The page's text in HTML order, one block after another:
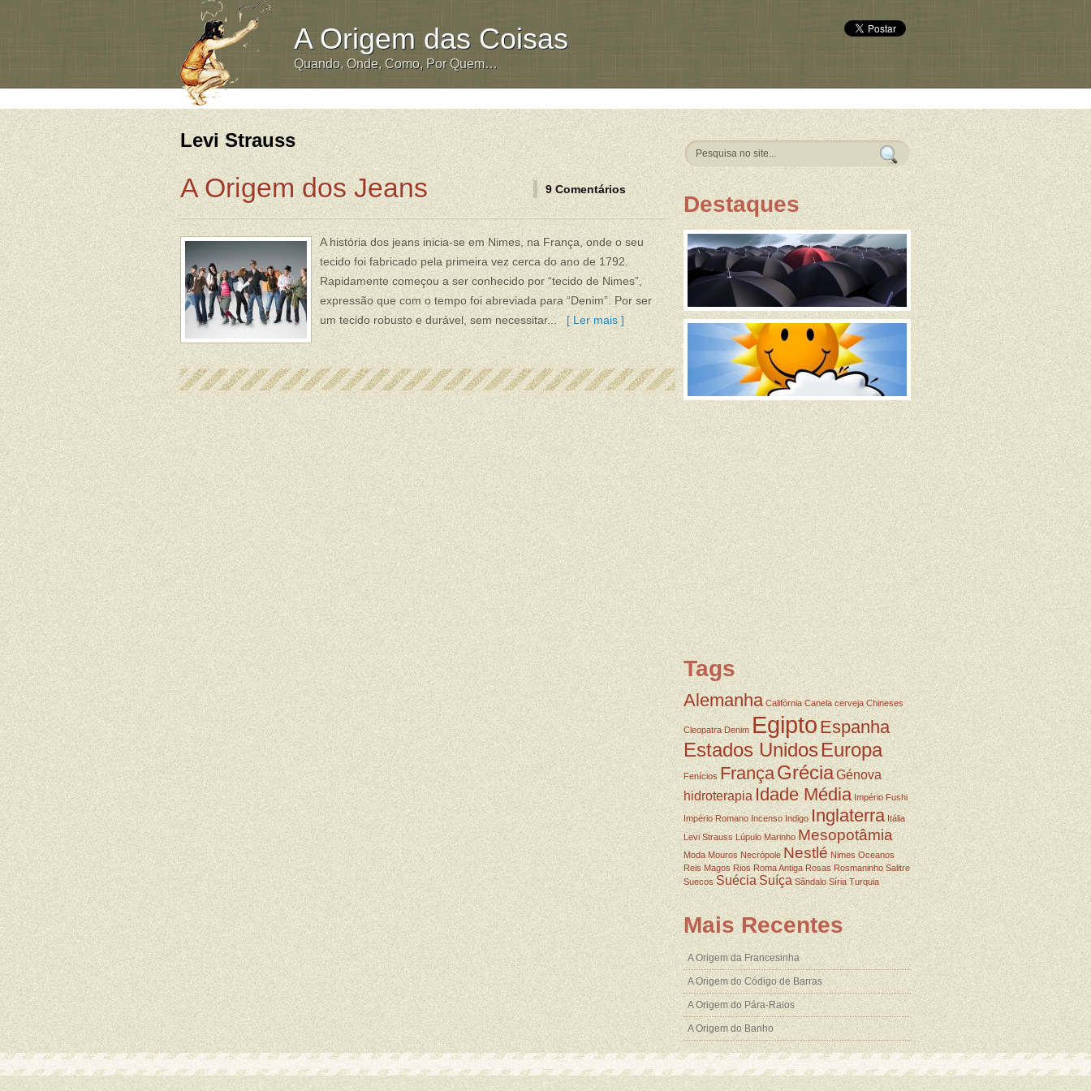
A Origem das Coisas
Quando, Onde, Como, Por Quem…
Levi Strauss
A Origem dos Jeans 9 Comentários
A história dos jeans inicia-se em Nimes, na França, onde o seu
tecido foi fabricado pela primeira vez cerca do ano de 1792.
Rapidamente começou a ser conhecido por “tecido de Nimes”,
expressão que com o tempo foi abreviada para “Denim”. Por ser
um tecido robusto e durável, sem necessitar...[ Ler mais ]
Destaques
Tags
Alemanha Califórnia Canela cerveja Chineses
Cleopatra Denim EgiptoEspanha
Estados UnidosEuropa
Fenícios FrançaGréciaGénova
hidroterapiaIdade Média Império Fushi
Império Romano Incenso Indigo Inglaterra Itália
Levi Strauss Lúpulo Marinho Mesopotâmia
Moda Mouros Necrópole Nestlé Nimes Oceanos
Reis Magos Rios Roma Antiga Rosas Rosmaninho Salitre
Suecos Suécia Suíça Sândalo Síria Turquia
Mais Recentes
A Origem da Francesinha
A Origem do Código de Barras
A Origem do Pára-Raios
A Origem do Banho